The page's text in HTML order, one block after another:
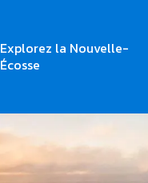
Explorez la Nouvelle-
Écosse